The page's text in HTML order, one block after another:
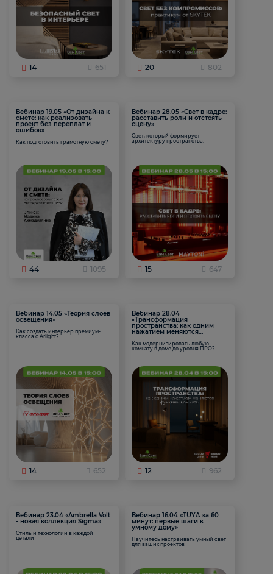
14 651 20 802
Вебинар 19.05 «От дизайна к
смете: как реализовать
проект без переплат и
ошибок»
Как подготовить грамотную смету?
44 1095
Вебинар 28.05 «Свет в кадре:
расставить роли и отстоять
сцену»
Свет, который формирует
архитектуру пространства.
15 647
Вебинар 14.05 «Теория слоев
освещения»
Как создать интерьер премиум-
класса с Arlight?
14 652
Вебинар 28.04
«Трансформация
пространства: как одним
нажатием меняются
Как модернизировать любую
комнату в доме до уровня ПРО?
12 962
Вебинар 23.04 «Ambrella Volt
- новая коллекция Sigma»
Стиль и технологии в каждой
детали
Вебинар 16.04 «TUYA за 60
минут: первые шаги к
умному дому»
Научитесь настраивать умный свет
для ваших проектов